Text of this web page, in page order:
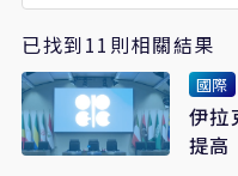
已找到11則相關結果
國際
伊拉
提